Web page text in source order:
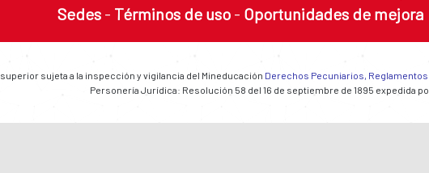
Sedes - Términos de uso - Oportunidades de mejora
sujeta a la inspección y vigilancia del Mineducación Derechos Pecuniarios,
Personería Jurídica: Resolución 58 del 16 de septiembre de 1895 expedida